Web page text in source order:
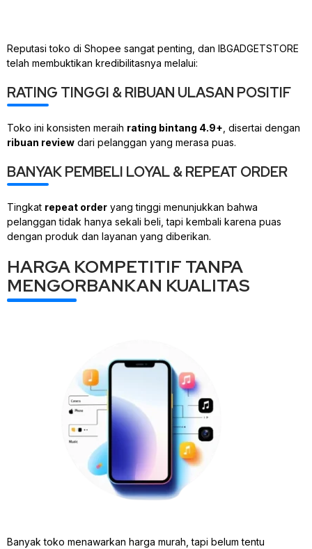
Reputasi toko di Shopee sangat penting, dan IBGADGETSTORE
telah membuktikan kredibilitasnya melalui:
RATING TINGGI & RIBUAN ULASAN POSITIF
Toko ini konsisten meraih rating bintang 4.9+ , disertai dengan
ribuan review dari pelanggan yang merasa puas.
BANYAK PEMBELI LOYAL & REPEAT ORDER
Tingkat repeat order yang tinggi menunjukkan bahwa
pelanggan tidak hanya sekali beli, tapi kembali karena puas
dengan produk dan layanan yang diberikan.
HARGA KOMPETITIF TANPA
MENGORBANKAN KUALITAS
Banyak toko menawarkan harga murah, tapi belum tentu